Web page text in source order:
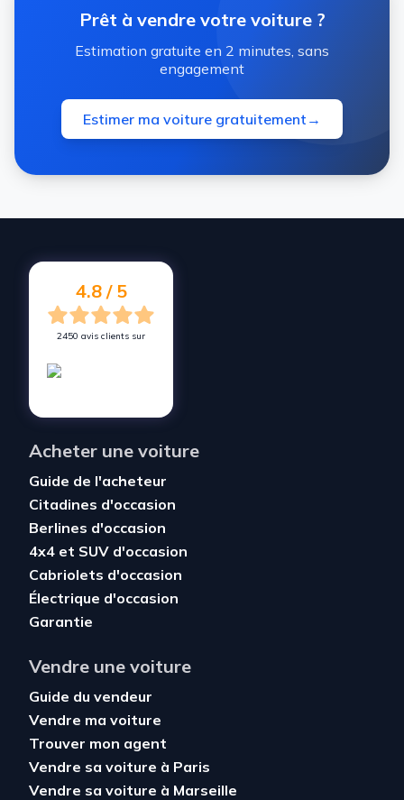
Prêt à vendre votre voiture ?
Estimation gratuite en 2 minutes, sans
engagement
Estimer ma voiture gratuitement →
4.8 / 5
2450 avis clients sur
Acheter une voiture
Guide de l'acheteur
Citadines d'occasion
Berlines d'occasion
4x4 et SUV d'occasion
Cabriolets d'occasion
Électrique d'occasion
Garantie
Vendre une voiture
Guide du vendeur
Vendre ma voiture
Trouver mon agent
Vendre sa voiture à Paris
Vendre sa voiture à Marseille